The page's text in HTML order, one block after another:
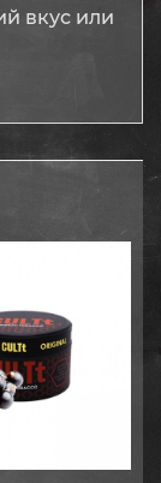
вкус или